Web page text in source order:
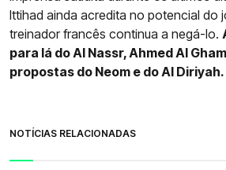
Ittihad ainda acredita no potencial do
treinador francês continua a negá-lo.
para lá do Al Nassr, Ahmed Al
propostas do Neom e do Al Diriyah.
NOTÍCIAS RELACIONADAS